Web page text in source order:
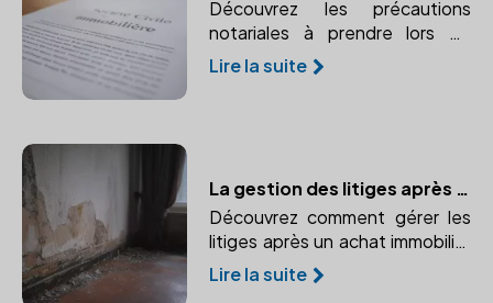
Découvrez les précautions
notariales à prendre lors de
l'achat d'un bien immobilier à
plusieurs. Conseils pour un
Lire la suite
La gestion des litiges après l'achat immobilier : le rôle du notaire
Découvrez comment gérer les
litiges après un achat immobilier
et le rôle crucial du notaire dans
la résolution de ces conflits.
Lire la suite